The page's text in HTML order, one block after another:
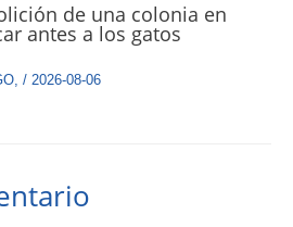
de una colonia en
antes a los gatos
/ 2026-08-06